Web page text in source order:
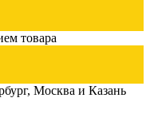
товара
Москва и Казань